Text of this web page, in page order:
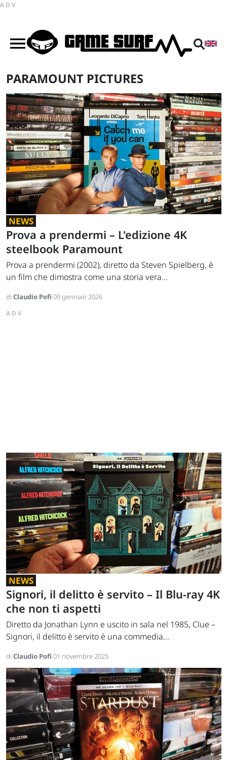
ADV
PARAMOUNT PICTURES
NEWS
Prova a prendermi – L'edizione 4K
steelbook Paramount
Prova a prendermi (2002), diretto da Steven Spielberg, è
un film che dimostra come una storia vera...
di Claudio Pofi 09 gennaio 2026
ADV
NEWS
Signori, il delitto è servito – Il Blu-ray 4K
che non ti aspetti
Diretto da Jonathan Lynn e uscito in sala nel 1985, Clue –
Signori, il delitto è servito è una commedia...
di Claudio Pofi 01 novembre 2025